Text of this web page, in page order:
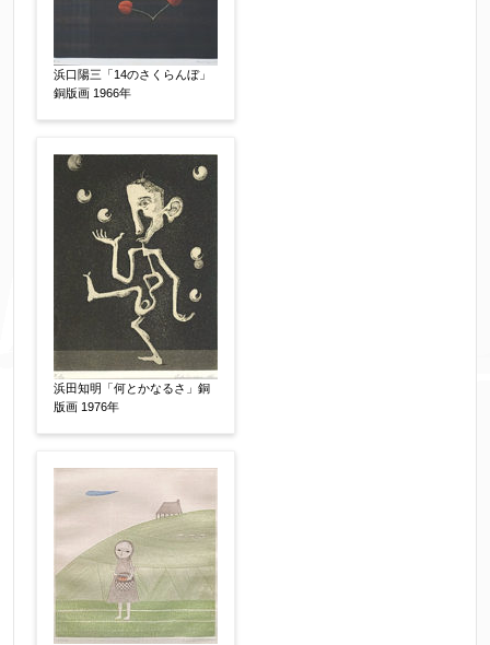
浜口陽三「14のさくらんぼ」
銅版画 1966年
浜田知明「何とかなるさ」銅
版画 1976年